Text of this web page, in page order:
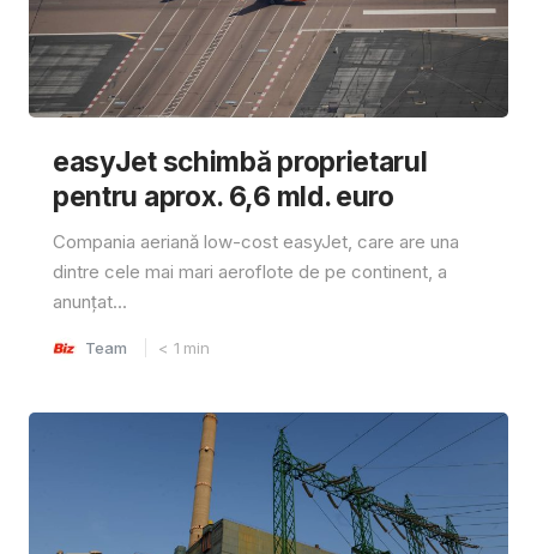
easyJet schimbă proprietarul
pentru aprox. 6,6 mld. euro
Compania aeriană low-cost easyJet, care are una
dintre cele mai mari aeroflote de pe continent, a
anunțat...
Team < 1 min